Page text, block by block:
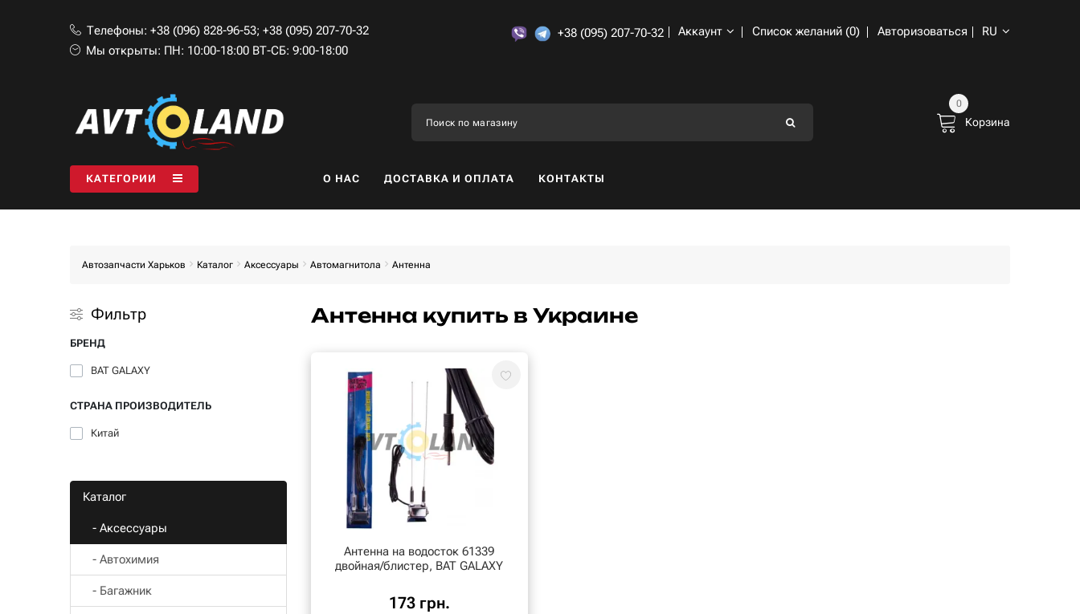
Телефоны: +38 (096) 828-96-53; +38 (095) 207-70-32
Мы открыты: ПН: 10:00-18:00 ВТ-СБ: 9:00-18:00
+38 (095) 207-70-32 Аккаунт Список желаний (0) Авторизоваться RU
Корзина
0
КАТЕГОРИИ O НАС ДОСТАВКА И ОПЛАТА КОНТАКТЫ
Автозапчасти Харьков Каталог Aксессуары Автомагнитола Антенна
Фильтр
БРЕНД
BAT GALAXY
СТРАНА ПРОИЗВОДИТЕЛЬ
Китай
Каталог
- Aксессуары
- Автохимия
- Багажник
Антенна купить в Украине
Антенна на водосток 61339
двойная/блистер, BAT GALAXY
173 грн.